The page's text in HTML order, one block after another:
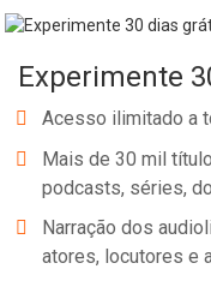
Experimente
Acesso ilimitado a
Mais de 30 mil
podcasts, séries,
Narração dos
atores, locutores e